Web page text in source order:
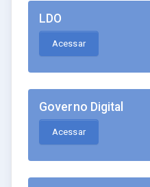
LDO
Acessar
Governo Digital
Acessar